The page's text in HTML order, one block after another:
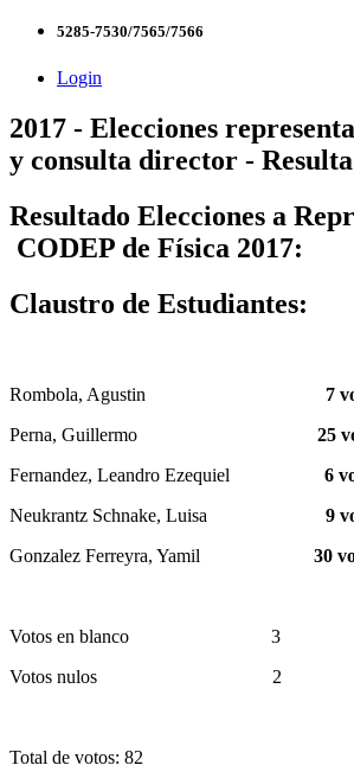
5285-7530/7565/7566
Login
2017 - Elecciones
y consulta director -
Resultado Elecciones a
CODEP de Física 2017:
Claustro de Estudiantes:
Rombola, Agustin
7
Perna, Guillermo
25
Fernandez, Leandro Ezequiel
6
Neukrantz Schnake, Luisa
9
Gonzalez Ferreyra, Yamil
30
Votos en blanco 3
Votos nulos 2
Total de votos: 82